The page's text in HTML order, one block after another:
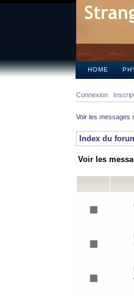
HOME
Connexion
Voir les messages
Index du
Voir les